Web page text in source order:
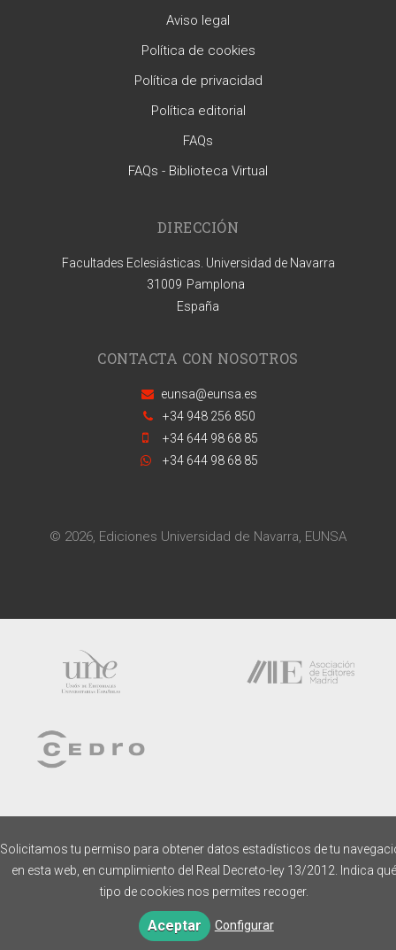
Aviso legal
Política de cookies
Política de privacidad
Política editorial
FAQs
FAQs - Biblioteca Virtual
DIRECCIÓN
Facultades Eclesiásticas. Universidad de Navarra
31009 Pamplona
España
CONTACTA CON NOSOTROS
eunsa@eunsa.es
+34 948 256 850
+34 644 98 68 85
+34 644 98 68 85
© 2026, Ediciones Universidad de Navarra, EUNSA
Solicitamos tu permiso para obtener datos estadísticos de tu
en esta web, en cumplimiento del Real Decreto-ley 13/2012. Indica qué
tipo de cookies nos permites recoger.
Aceptar Configurar